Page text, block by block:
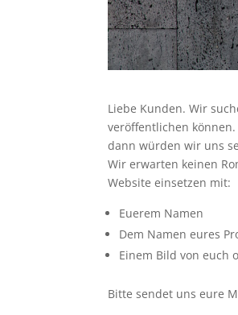
Liebe Kunden. Wir
veröffentlichen
dann würden wir uns
Wir erwarten keinen
Website einsetzen mit:
Euerem Namen
Dem Namen eures
Einem Bild von euch
Bitte sendet uns eure